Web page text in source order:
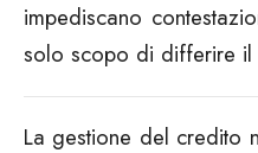
impediscano
solo scopo di differire il
La gestione del credito